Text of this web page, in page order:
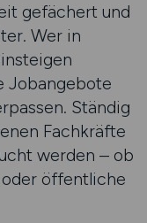
gefächert und
Wer in
Jobangebote
Ständig
Fachkräfte
werden – ob
öffentliche